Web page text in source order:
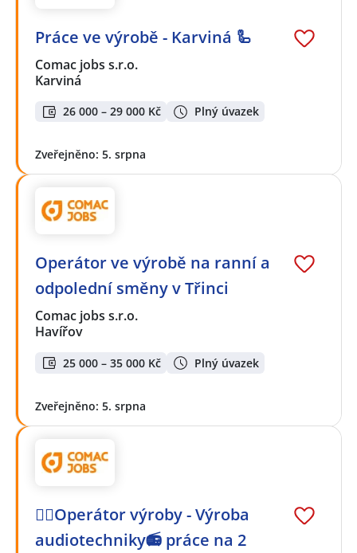
Práce ve výrobě - Karviná 🦾
Comac jobs s.r.o.
Karviná
26 000 – 29 000 Kč Plný úvazek
Zveřejněno: 5. srpna
Operátor ve výrobě na ranní a
odpolední směny v Třinci
Comac jobs s.r.o.
Havířov
25 000 – 35 000 Kč Plný úvazek
Zveřejněno: 5. srpna
👷‍♀️Operátor výroby - Výroba
audiotechniky📻 práce na 2